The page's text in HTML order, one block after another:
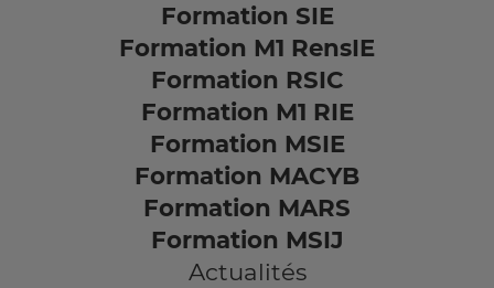
Formation SIE
Formation M1 RensIE
Formation RSIC
Formation M1 RIE
Formation MSIE
Formation MACYB
Formation MARS
Formation MSIJ
Actualités